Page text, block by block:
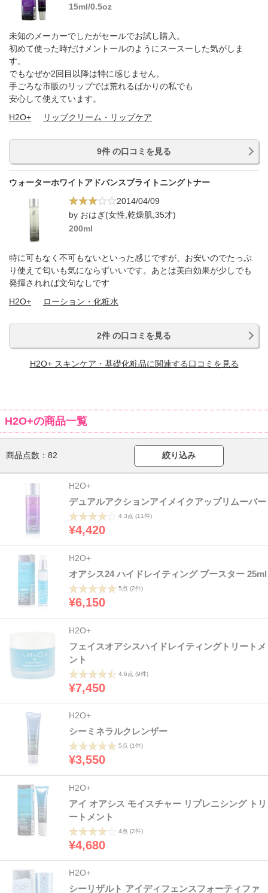
15ml/0.5oz
未知のメーカーでしたがセールでお試し購入。
初めて使った時だけメントールのようにスースーした気がしま
す。
でもなぜか2回目以降は特に感じません。
手ごろな市販のリップでは荒れるばかりの私でも
安心して使えています。
H2O+
リップクリーム・リップケア
9件 の口コミを見る
ウォーターホワイトアドバンスブライトニングトナー
2014/04/09
by おはぎ(女性,乾燥肌,35才)
200ml
特に可もなく不可もないといった感じですが、お安いのでたっぷ
り使えて匂いも気にならずいいです。あとは美白効果が少しでも
発揮されれば文句なしです
H2O+
ローション・化粧水
2件 の口コミを見る
H2O+ スキンケア・基礎化粧品に関連する口コミを見る
H2O+の商品一覧
商品点数： 82 絞り込み
H2O+
デュアルアクションアイメイクアップリムーバー
4.3点 (11件)
¥4,420
H2O+
オアシス24 ハイドレイティング ブースター 25ml
5点 (2件)
¥6,150
H2O+
フェイスオアシスハイドレイティングトリートメ
ント
4.6点 (9件)
¥7,450
H2O+
シーミネラルクレンザー
5点 (1件)
¥3,550
H2O+
アイ オアシス モイスチャー リプレニシング トリ
ートメント
4点 (2件)
¥4,680
H2O+
シーリザルト アイディフェンスフォーティファ